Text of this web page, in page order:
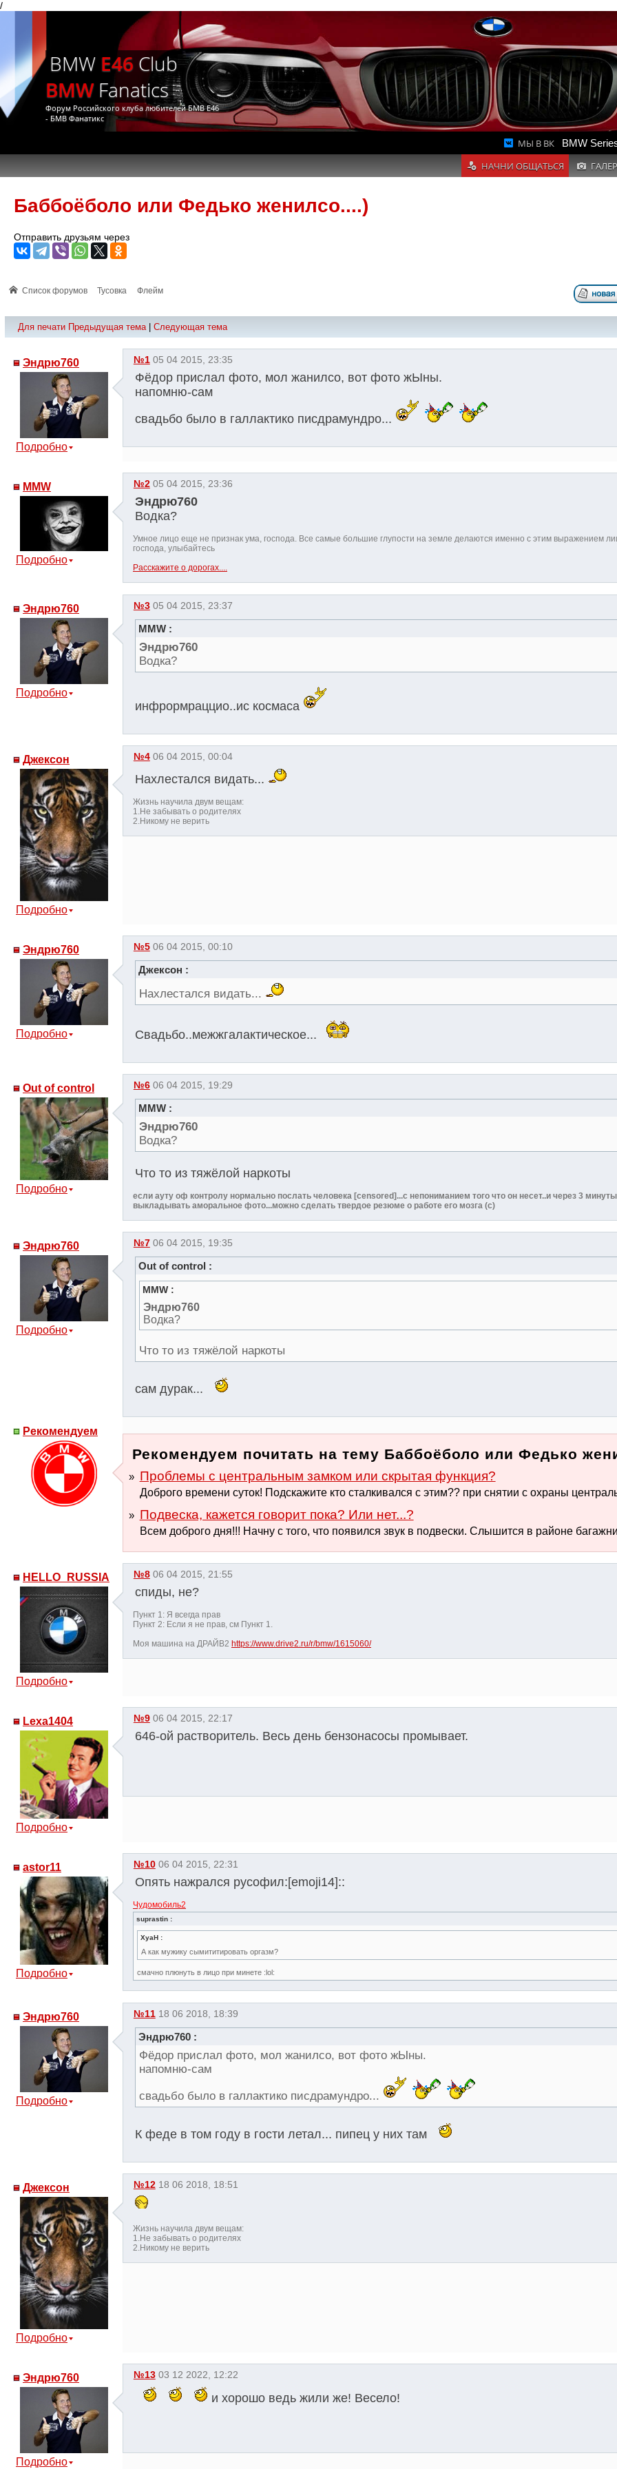
/
BMW E46 Club
BMWFanatics
Форум Российского клуба любителей БМВ Е46
- БМВ Фанатикс
МЫ В ВК BMW
НАЧНИ ОБЩАТЬСЯ
Баббоёболо или Федько женилсо....)
Отправить друзьям через
Список форумов Тусовка Флейм
Для печати Предыдущая тема| Следующая тема
Эндрю760
Подробно
№1 05 04 2015, 23:35
Фёдор прислал фото, мол жанилсо, вот фото жЫны.
напомню-сам
свадьбо было в галлактико писдрамундро...
MMW
Подробно
№2 05 04 2015, 23:36
Эндрю760
Водка?
Умное лицо еще не признак ума, господа. Все самые большие глупости на земле делаются именно с этим выражением
господа, улыбайтесь
Расскажите о дорогах....
Эндрю760
Подробно
№3 05 04 2015, 23:37
MMW :
Эндрю760
Водка?
инфрормраццио..ис космаса
Джексон
Подробно
№4 06 04 2015, 00:04
Нахлестался видать...
Жизнь научила двум вещам:
1.Не забывать о родителях
2.Никому не верить
Эндрю760
Подробно
№5 06 04 2015, 00:10
Джексон :
Нахлестался видать...
Свадьбо..межжгалактическое...
Out of control
Подробно
№6 06 04 2015, 19:29
MMW :
Эндрю760
Водка?
Что то из тяжёлой наркоты
если ауту оф контролу нормально послать человека [censored]...с непониманием того что он несет..и через 3
выкладывать аморальное фото...можно сделать твердое резюме о работе его мозга (с)
Эндрю760
Подробно
№7 06 04 2015, 19:35
Out of control :
MMW :
Эндрю760
Водка?
Что то из тяжёлой наркоты
сам дурак...
Рекомендуем
Рекомендуем почитать на тему Баббоёболо или Федько
Проблемы с центральным замком или скрытая функция?
Доброго времени суток! Подскажите кто сталкивался с этим?? при снятии с охраны
Подвеска, кажется говорит пока? Или нет...?
Всем доброго дня!!! Начну с того, что появился звук в подвески. Слышится в районе
HELLO_RUSSIA
Подробно
№8 06 04 2015, 21:55
спиды, не?
Пункт 1: Я всегда прав
Пункт 2: Если я не прав, см Пункт 1.
Моя машина на ДРАЙВ2 https://www.drive2.ru/r/bmw/1615060/
Lexa1404
Подробно
№9 06 04 2015, 22:17
646-ой растворитель. Весь день бензонасосы промывает.
astor11
Подробно
№10 06 04 2015, 22:31
Опять нажрался русофил:[emoji14]::
Чудомобиль2
suprastin :
XyaH :
А как мужику сымититировать оргазм?
смачно плюнуть в лицо при минете :lol:
Эндрю760
Подробно
№11 18 06 2018, 18:39
Эндрю760 :
Фёдор прислал фото, мол жанилсо, вот фото жЫны.
напомню-сам
свадьбо было в галлактико писдрамундро...
К феде в том году в гости летал... пипец у них там
Джексон
Подробно
№12 18 06 2018, 18:51
Жизнь научила двум вещам:
1.Не забывать о родителях
2.Никому не верить
Эндрю760
Подробно
№13 03 12 2022, 12:22
и хорошо ведь жили же! Весело!